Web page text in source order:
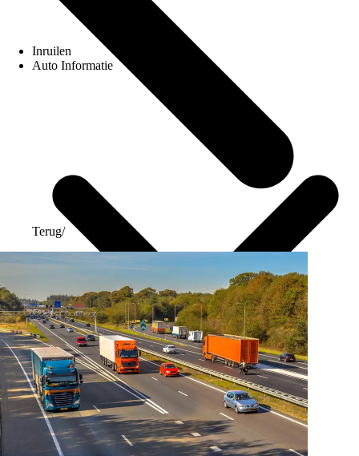
Inruilen
Auto Informatie
Auto Diensten
Terug/